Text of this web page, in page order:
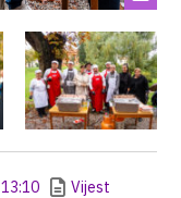
13:10
Vijest